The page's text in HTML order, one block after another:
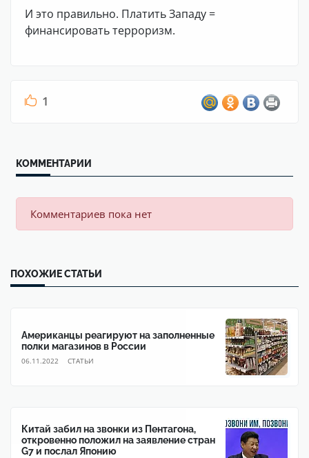
И это правильно. Платить Западу =
финансировать терроризм.
1
КОММЕНТАРИИ
Комментариев пока нет
ПОХОЖИЕ СТАТЬИ
Американцы реагируют на заполненные
полки магазинов в России
06.11.2022 CТАТЬИ
Китай забил на звонки из Пентагона,
откровенно положил на заявление стран
G7 и послал Японию